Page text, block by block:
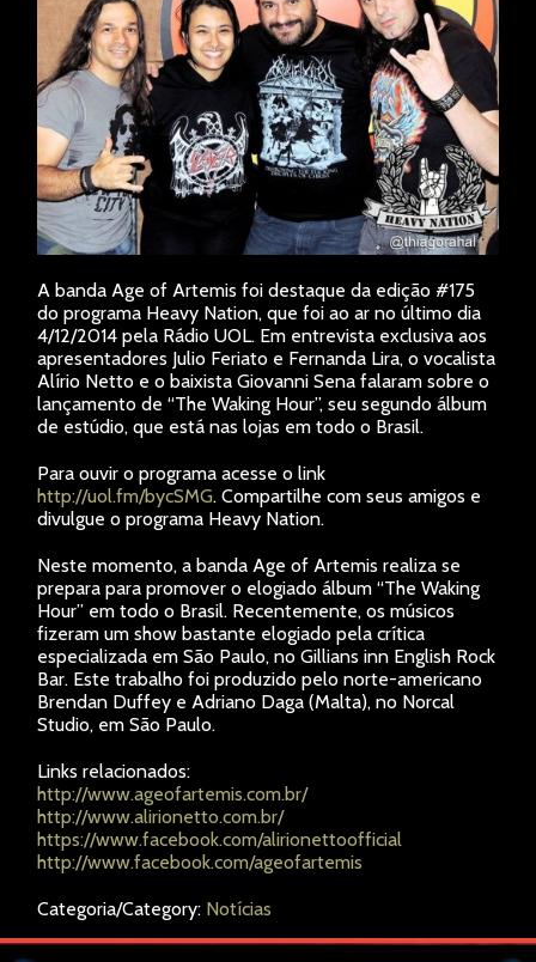
A banda Age of Artemis foi destaque da edição #175
do programa Heavy Nation, que foi ao ar no último dia
4/12/2014 pela Rádio UOL. Em entrevista exclusiva aos
apresentadores Julio Feriato e Fernanda Lira, o vocalista
Alírio Netto e o baixista Giovanni Sena falaram sobre o
lançamento de “The Waking Hour”, seu segundo álbum
de estúdio, que está nas lojas em todo o Brasil.
Para ouvir o programa acesse o link
http://uol.fm/bycSMG. Compartilhe com seus amigos e
divulgue o programa Heavy Nation.
Neste momento, a banda Age of Artemis realiza se
prepara para promover o elogiado álbum “The Waking
Hour” em todo o Brasil. Recentemente, os músicos
fizeram um show bastante elogiado pela crítica
especializada em São Paulo, no Gillians inn English Rock
Bar. Este trabalho foi produzido pelo norte-americano
Brendan Duffey e Adriano Daga (Malta), no Norcal
Studio, em São Paulo.
Links relacionados:
http://www.ageofartemis.com.br/
http://www.alirionetto.com.br/
https://www.facebook.com/alirionettoofficial
http://www.facebook.com/ageofartemis
Categoria/Category: Notícias